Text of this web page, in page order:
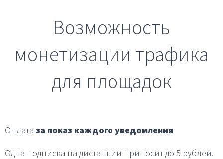
Возможность
монетизации трафика
для площадок
Оплата за показ каждого уведомления
Одна подписка на дистанции приносит до 5 рублей.